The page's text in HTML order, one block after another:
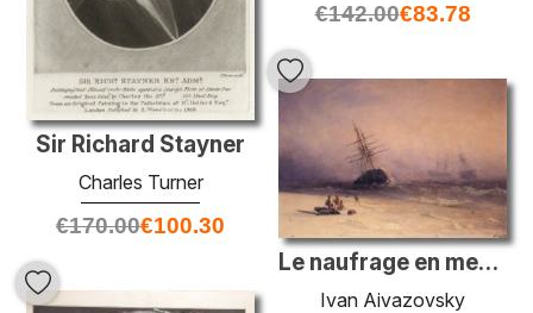
€142.00€83.78
Sir Richard Stayner
Charles Turner
€170.00€100.30
Le naufrage en mer du Nord
Ivan Aivazovsky